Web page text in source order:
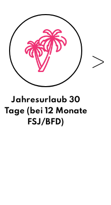
Jahresurlaub 30
Tage (bei 12 Monate
FSJ/BFD)